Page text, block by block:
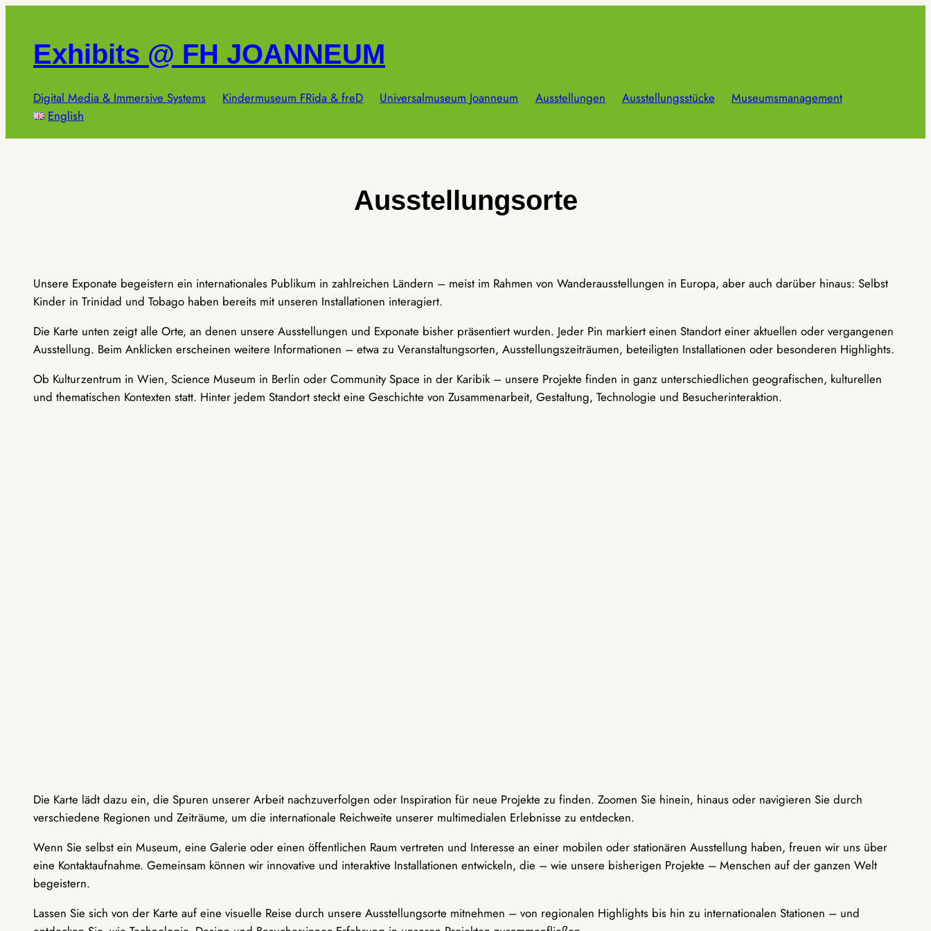
springenExhibits @ FH JOANNEUM
Digital Media & Immersive Systems Kindermuseum FRida & freD Universalmuseum Joanneum Ausstellungen Ausstellungsstücke
Museumsmanagement
English
Ausstellungsorte
Unsere Exponate begeistern ein internationales Publikum in zahlreichen Ländern – meist im Rahmen von Wanderausstellungen in Europa, aber auch darüber hinaus: Selbst
Kinder in Trinidad und Tobago haben bereits mit unseren Installationen interagiert.
Die Karte unten zeigt alle Orte, an denen unsere Ausstellungen und Exponate bisher präsentiert wurden. Jeder Pin markiert einen Standort einer aktuellen oder vergangenen
Ausstellung. Beim Anklicken erscheinen weitere Informationen – etwa zu Veranstaltungsorten, Ausstellungszeiträumen, beteiligten Installationen oder besonderen Highlights.
Ob Kulturzentrum in Wien, Science Museum in Berlin oder Community Space in der Karibik – unsere Projekte finden in ganz unterschiedlichen geografischen, kulturellen
und thematischen Kontexten statt. Hinter jedem Standort steckt eine Geschichte von Zusammenarbeit, Gestaltung, Technologie und Besucherinteraktion.
Die Karte lädt dazu ein, die Spuren unserer Arbeit nachzuverfolgen oder Inspiration für neue Projekte zu finden. Zoomen Sie hinein, hinaus oder navigieren Sie durch
verschiedene Regionen und Zeiträume, um die internationale Reichweite unserer multimedialen Erlebnisse zu entdecken.
Wenn Sie selbst ein Museum, eine Galerie oder einen öffentlichen Raum vertreten und Interesse an einer mobilen oder stationären Ausstellung haben, freuen wir uns über
eine Kontaktaufnahme. Gemeinsam können wir innovative und interaktive Installationen entwickeln, die – wie unsere bisherigen Projekte – Menschen auf der ganzen Welt
begeistern.
Lassen Sie sich von der Karte auf eine visuelle Reise durch unsere Ausstellungsorte mitnehmen – von regionalen Highlights bis hin zu internationalen Stationen – und